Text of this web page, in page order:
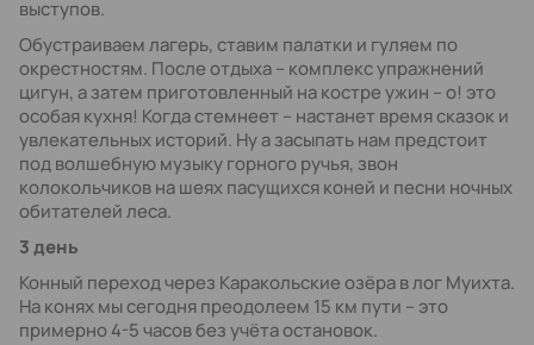
выступов.
Обустраиваем лагерь, ставим палатки и гуляем по
окрестностям. После отдыха – комплекс упражнений
цигун, а затем приготовленный на костре ужин – о! это
особая кухня! Когда стемнеет – настанет время сказок и
увлекательных историй. Ну а засыпать нам предстоит
под волшебную музыку горного ручья, звон
колокольчиков на шеях пасущихся коней и песни ночных
обитателей леса.
3 день
Конный переход через Каракольские озёра в лог Муихта.
На конях мы сегодня преодолеем 15 км пути – это
примерно 4-5 часов без учёта остановок.